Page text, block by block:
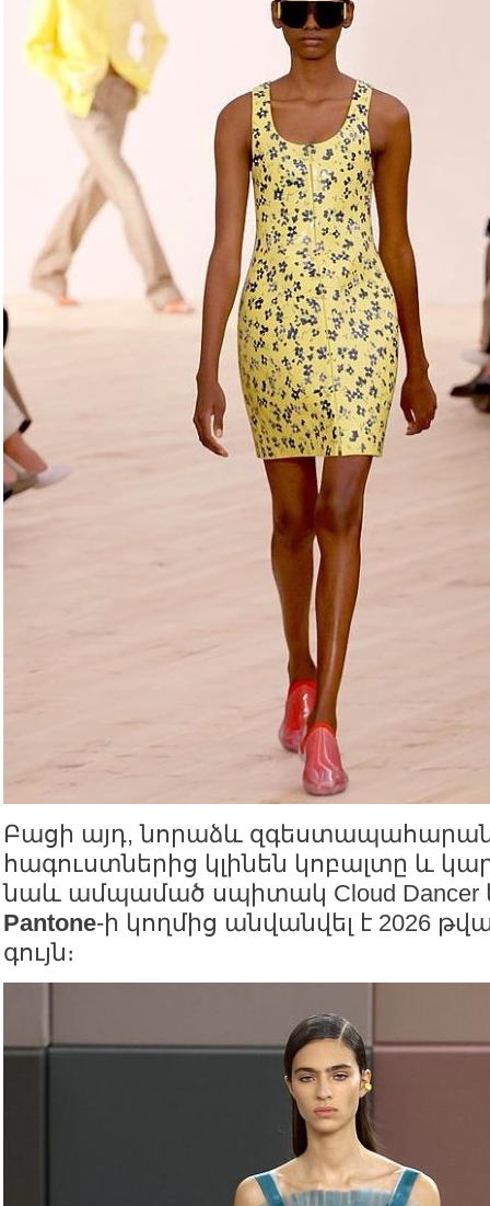
Բացի այդ, նորաձև
հագուստներից կլինեն կոբալտը և
նաև ամպամած սպիտակ Cloud Dancer
Pantone-ի կողմից անվանվել է 2026
գույն։